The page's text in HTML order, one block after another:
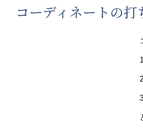
コーディネートの打